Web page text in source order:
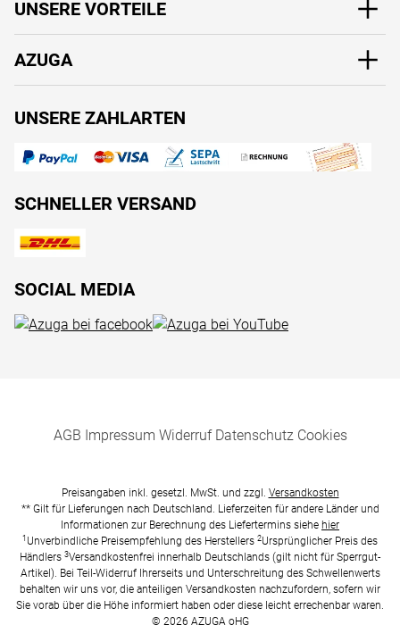
UNSERE VORTEILE
AZUGA
UNSERE ZAHLARTEN
SCHNELLER VERSAND
SOCIAL MEDIA
AGB Impressum Widerruf Datenschutz Cookies
Preisangaben inkl. gesetzl. MwSt. und zzgl. Versandkosten
** Gilt für Lieferungen nach Deutschland. Lieferzeiten für andere Länder und
Informationen zur Berechnung des Liefertermins siehe hier
1 Unverbindliche Preisempfehlung des Herstellers 2Ursprünglicher Preis des
Händlers 3Versandkostenfrei innerhalb Deutschlands (gilt nicht für Sperrgut-
Artikel). Bei Teil-Widerruf Ihrerseits und Unterschreitung des Schwellenwerts
behalten wir uns vor, die anteiligen Versandkosten nachzufordern, sofern wir
Sie vorab über die Höhe informiert haben oder diese leicht errechenbar waren.
© 2026 AZUGA oHG